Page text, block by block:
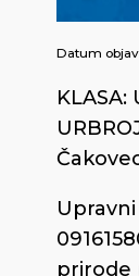
Datum
KLASA:
prirode